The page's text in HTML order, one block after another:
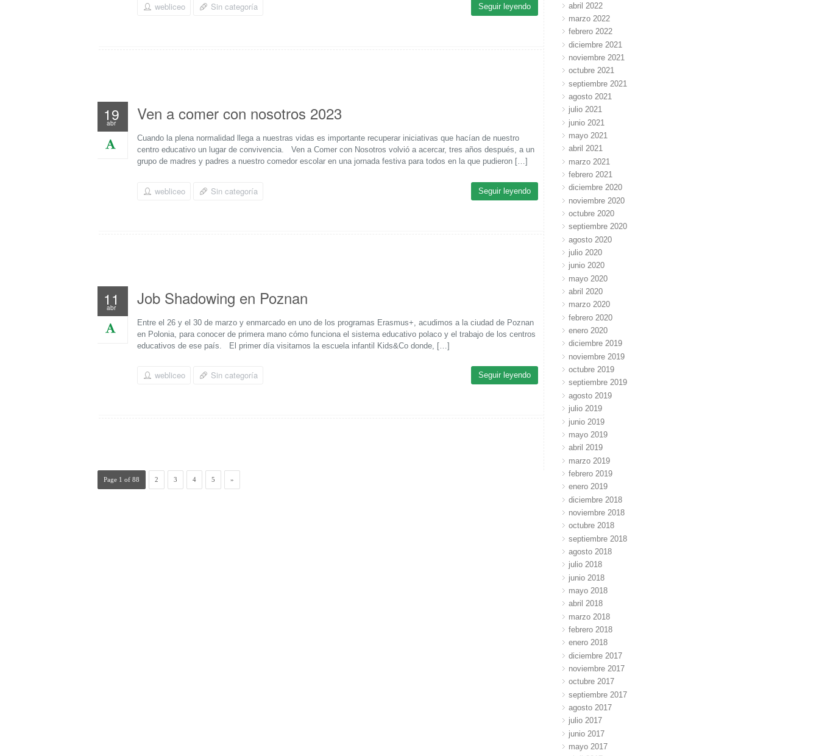
webliceo Sin categoría Seguir leyendo
19
abr Ven a comer con nosotros 2023
Cuando la plena normalidad llega a nuestras vidas es importante recuperar iniciativas que hacían de nuestro
centro educativo un lugar de convivencia. Ven a Comer con Nosotros volvió a acercar, tres años después, a un
grupo de madres y padres a nuestro comedor escolar en una jornada festiva para todos en la que pudieron […]
webliceo Sin categoría Seguir leyendo
11
abr Job Shadowing en Poznan
Entre el 26 y el 30 de marzo y enmarcado en uno de los programas Erasmus+, acudimos a la ciudad de Poznan
en Polonia, para conocer de primera mano cómo funciona el sistema educativo polaco y el trabajo de los centros
educativos de ese país. El primer día visitamos la escuela infantil Kids&Co donde, […]
webliceo Sin categoría Seguir leyendo
Page 1 of 88 2 3 4 5 »
abril 2022
marzo 2022
febrero 2022
diciembre 2021
noviembre 2021
octubre 2021
septiembre 2021
agosto 2021
julio 2021
junio 2021
mayo 2021
abril 2021
marzo 2021
febrero 2021
diciembre 2020
noviembre 2020
octubre 2020
septiembre 2020
agosto 2020
julio 2020
junio 2020
mayo 2020
abril 2020
marzo 2020
febrero 2020
enero 2020
diciembre 2019
noviembre 2019
octubre 2019
septiembre 2019
agosto 2019
julio 2019
junio 2019
mayo 2019
abril 2019
marzo 2019
febrero 2019
enero 2019
diciembre 2018
noviembre 2018
octubre 2018
septiembre 2018
agosto 2018
julio 2018
junio 2018
mayo 2018
abril 2018
marzo 2018
febrero 2018
enero 2018
diciembre 2017
noviembre 2017
octubre 2017
septiembre 2017
agosto 2017
julio 2017
junio 2017
mayo 2017